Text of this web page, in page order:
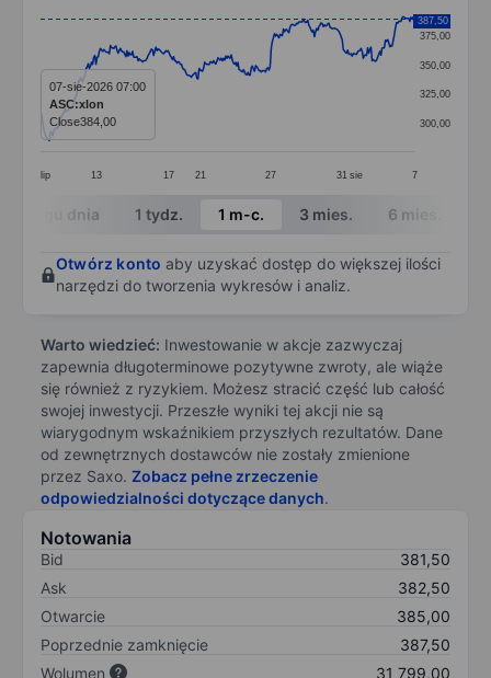
Line chart with 338 data points.
The chart has 1 X axis displaying categories.
The chart has 1 Y axis displaying values. Data
lip 13 17 21 27 31 sie 7
300,00
325,00
350,00
375,00
387,50
07-sie-2026 07:00
ASC:xlon
Close384,00
End of interactive chart.
W ciągu dnia 1 tydz. 1 m-c. 3 mies. 6 mies.
Otwórz konto aby uzyskać dostęp do większej ilości
narzędzi do tworzenia wykresów i analiz.
Warto wiedzieć: Inwestowanie w akcje zazwyczaj
zapewnia długoterminowe pozytywne zwroty, ale wiąże
się również z ryzykiem. Możesz stracić część lub całość
swojej inwestycji. Przeszłe wyniki tej akcji nie są
wiarygodnym wskaźnikiem przyszłych rezultatów. Dane
od zewnętrznych dostawców nie zostały zmienione
przez Saxo. Zobacz pełne zrzeczenie
odpowiedzialności dotyczące danych.
Notowania
Bid
381,50
Ask
382,50
Otwarcie
385,00
Poprzednie zamknięcie
387,50
Wolumen
31 799,00